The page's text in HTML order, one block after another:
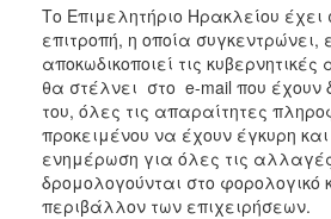
ΠΟΛΙΤΙΣΜΟΣ
ΑΝΘΕΚΤΙΚΗ
ΠΟΛΗ
Το Επιμελητήριο Ηρακλείου έχει
επιτροπή, η οποία συγκεντρώνει,
αποκωδικοποιεί τις κυβερνητικές
θα στέλνει στο e-mail που έχουν
του, όλες τις απαραίτητες
προκειμένου να έχουν έγκυρη
ενημέρωση για όλες τις
δρομολογούνται στο φορολογικό
περιβάλλον των επιχειρήσεων.